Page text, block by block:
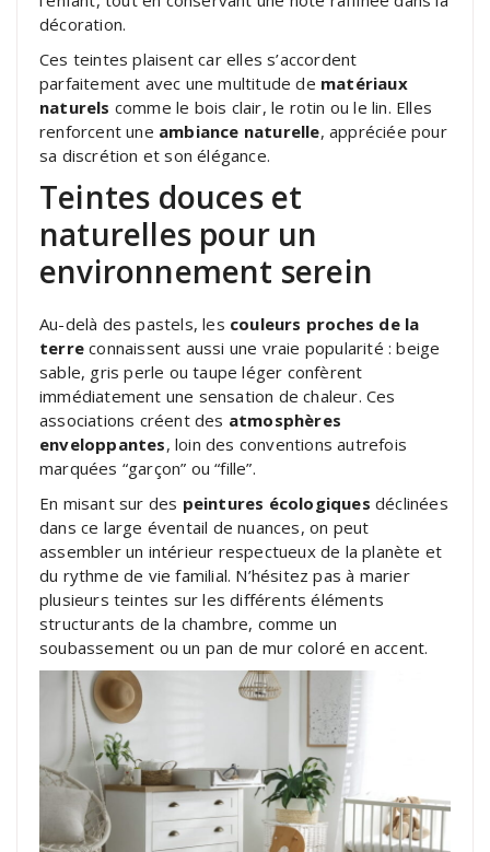
décoration.
Ces teintes plaisent car elles s’accordent
parfaitement avec une multitude de matériaux
naturels comme le bois clair, le rotin ou le lin. Elles
renforcent une ambiance naturelle, appréciée pour
sa discrétion et son élégance.
Teintes douces et
naturelles pour un
environnement serein
Au-delà des pastels, les couleurs proches de la
terre connaissent aussi une vraie popularité : beige
sable, gris perle ou taupe léger confèrent
immédiatement une sensation de chaleur. Ces
associations créent des atmosphères
enveloppantes, loin des conventions autrefois
marquées “garçon” ou “fille”.
En misant sur des peintures écologiques déclinées
dans ce large éventail de nuances, on peut
assembler un intérieur respectueux de la planète et
du rythme de vie familial. N’hésitez pas à marier
plusieurs teintes sur les différents éléments
structurants de la chambre, comme un
soubassement ou un pan de mur coloré en accent.